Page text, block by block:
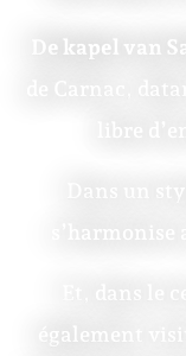
De kapel van
Dans un
également